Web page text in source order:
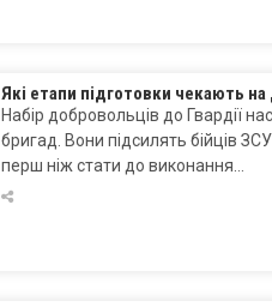
Які етапи підготовки чекають
Набір добровольців до Гвардії
бригад. Вони підсилять бійців
перш ніж стати до виконання…